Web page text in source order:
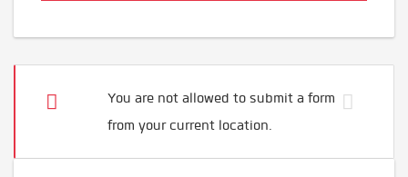
You are not allowed to submit a form
from your current location.